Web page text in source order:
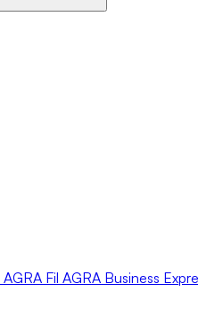
AGRA Fil AGRA Business